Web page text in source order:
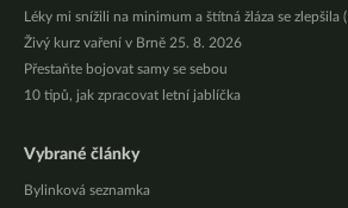
Léky mi snížili na minimum a štítná žláza se zlepšila
Živý kurz vaření v Brně 25. 8. 2026
Přestaňte bojovat samy se sebou
10 tipů, jak zpracovat letní jablíčka
Vybrané články
Bylinková seznamka